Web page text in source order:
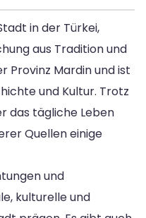
in der Türkei,
aus Tradition und
Provinz Mardin und ist
und Kultur. Trotz
das tägliche Leben
Quellen einige
und
kulturelle und